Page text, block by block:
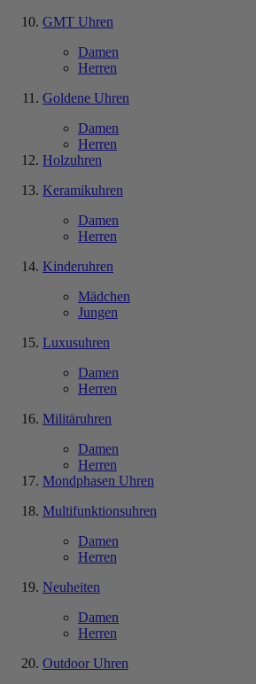
GMT Uhren
Damen
Herren
Goldene Uhren
Damen
Herren
Holzuhren
Keramikuhren
Damen
Herren
Kinderuhren
Mädchen
Jungen
Luxusuhren
Damen
Herren
Militäruhren
Damen
Herren
Mondphasen Uhren
Multifunktionsuhren
Damen
Herren
Neuheiten
Damen
Herren
Outdoor Uhren